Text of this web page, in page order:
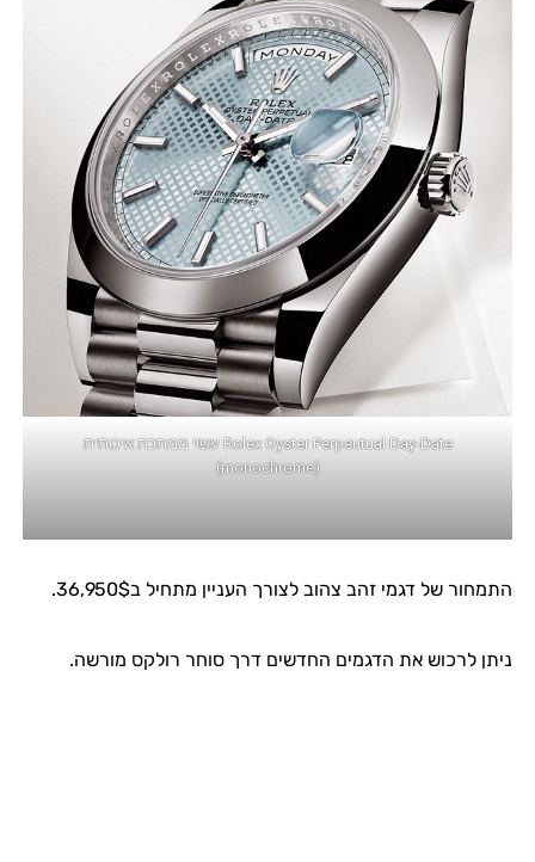
Rolex Oyster Perpeutual Day-Date עשוי ממתכת איכותית
(monochrome)
התמחור של דגמי זהב צהוב לצורך העניין מתחיל ב36,950$.
ניתן לרכוש את הדגמים החדשים דרך סוחר רולקס מורשה.